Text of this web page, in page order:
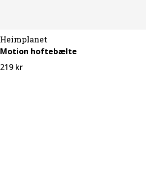
Heimplanet
Motion hoftebælte
219 kr